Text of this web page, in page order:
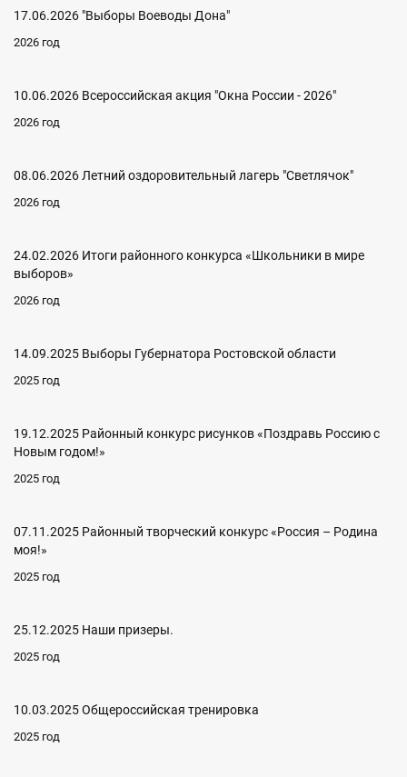
17.06.2026 "Выборы Воеводы Дона"
2026 год
10.06.2026 Всероссийская акция "Окна России - 2026"
2026 год
08.06.2026 Летний оздоровительный лагерь "Светлячок"
2026 год
24.02.2026 Итоги районного конкурса «Школьники в мире
выборов»
2026 год
14.09.2025 Выборы Губернатора Ростовской области
2025 год
19.12.2025 Районный конкурс рисунков «Поздравь Россию с
Новым годом!»
2025 год
07.11.2025 Районный творческий конкурс «Россия – Родина
моя!»
2025 год
25.12.2025 Наши призеры.
2025 год
10.03.2025 Общероссийская тренировка
2025 год